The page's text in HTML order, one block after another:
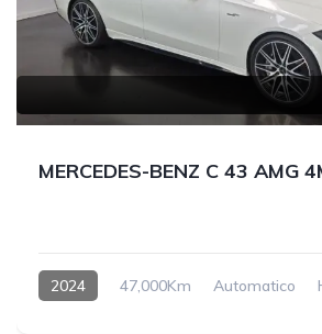
MERCEDES-BENZ C 43 AMG
2024 47,000Km Automatico